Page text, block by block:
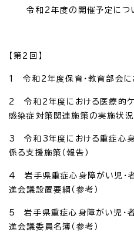
令和2年度の開催予定につ
【第2回】
1 令和2年度保育・教育部会に
2 令和2年度における医療的ケ
感染症対策関連施策の実施状況
3 令和3年度における重症心
係る支援施策（報告）
4 岩手県重症心身障がい児・
進会議設置要綱（参考）
5 岩手県重症心身障がい児・
進会議委員名簿（参考）